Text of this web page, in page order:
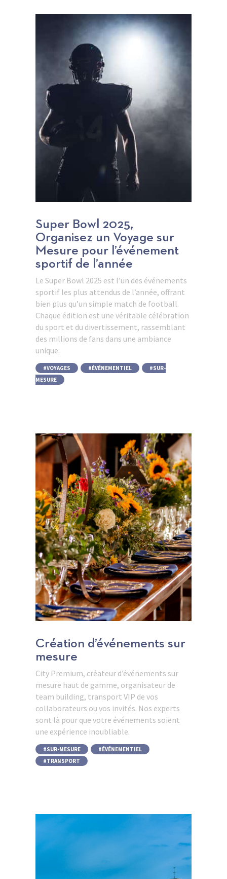
Super Bowl 2025,
Organisez un Voyage sur
Mesure pour l’événement
sportif de l’année
VOYAGES , ÉVÉNEMENTIEL ,
SUR-
MESURE
Le Super Bowl 2025 est l’un des événements
sportif les plus attendus de l’année, offrant
bien plus qu’un simple match de football.
Chaque édition est une véritable célébration
du sport et du divertissement, rassemblant
des millions de fans dans une ambiance
unique.
Création d’événements sur
mesure
SUR-MESURE , ÉVÉNEMENTIEL
,
TRANSPORT
City Premium, créateur d’événements sur
mesure haut de gamme, organisateur de
team building, transport VIP de vos
collaborateurs ou vos invités. Nos experts
sont là pour que votre événements soient
une expérience inoubliable.